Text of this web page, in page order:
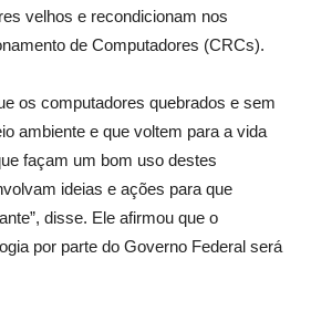
velhos e recondicionam nos
de Computadores (CRCs).
os computadores quebrados e sem
ambiente e que voltem para a vida
façam um bom uso destes
ideias e ações para que
disse. Ele afirmou que o
por parte do Governo Federal será